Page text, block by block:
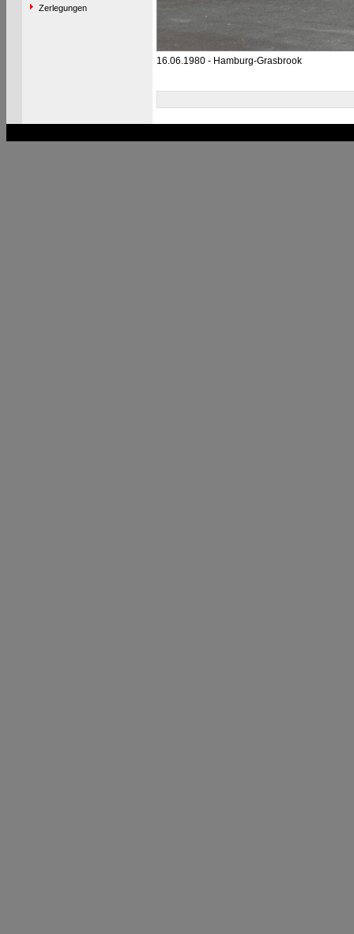
Zerlegungen
16.06.1980 - Hamburg-Grasbrook